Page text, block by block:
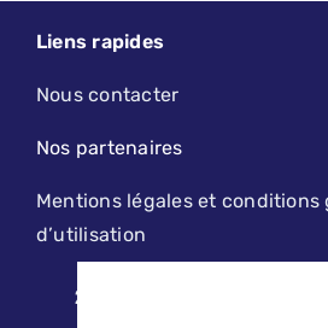
Liens rapides
Nous contacter
Nos partenaires
Mentions légales et conditions
d’utilisation
2019 - 2026 - LE PETIT LILLOIS |